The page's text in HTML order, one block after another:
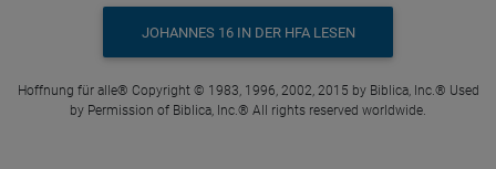
JOHANNES 16 IN DER HFA LESEN
Hoffnung für alle® Copyright © 1983, 1996, 2002, 2015 by Biblica, Inc.® Used
by Permission of Biblica, Inc.® All rights reserved worldwide.